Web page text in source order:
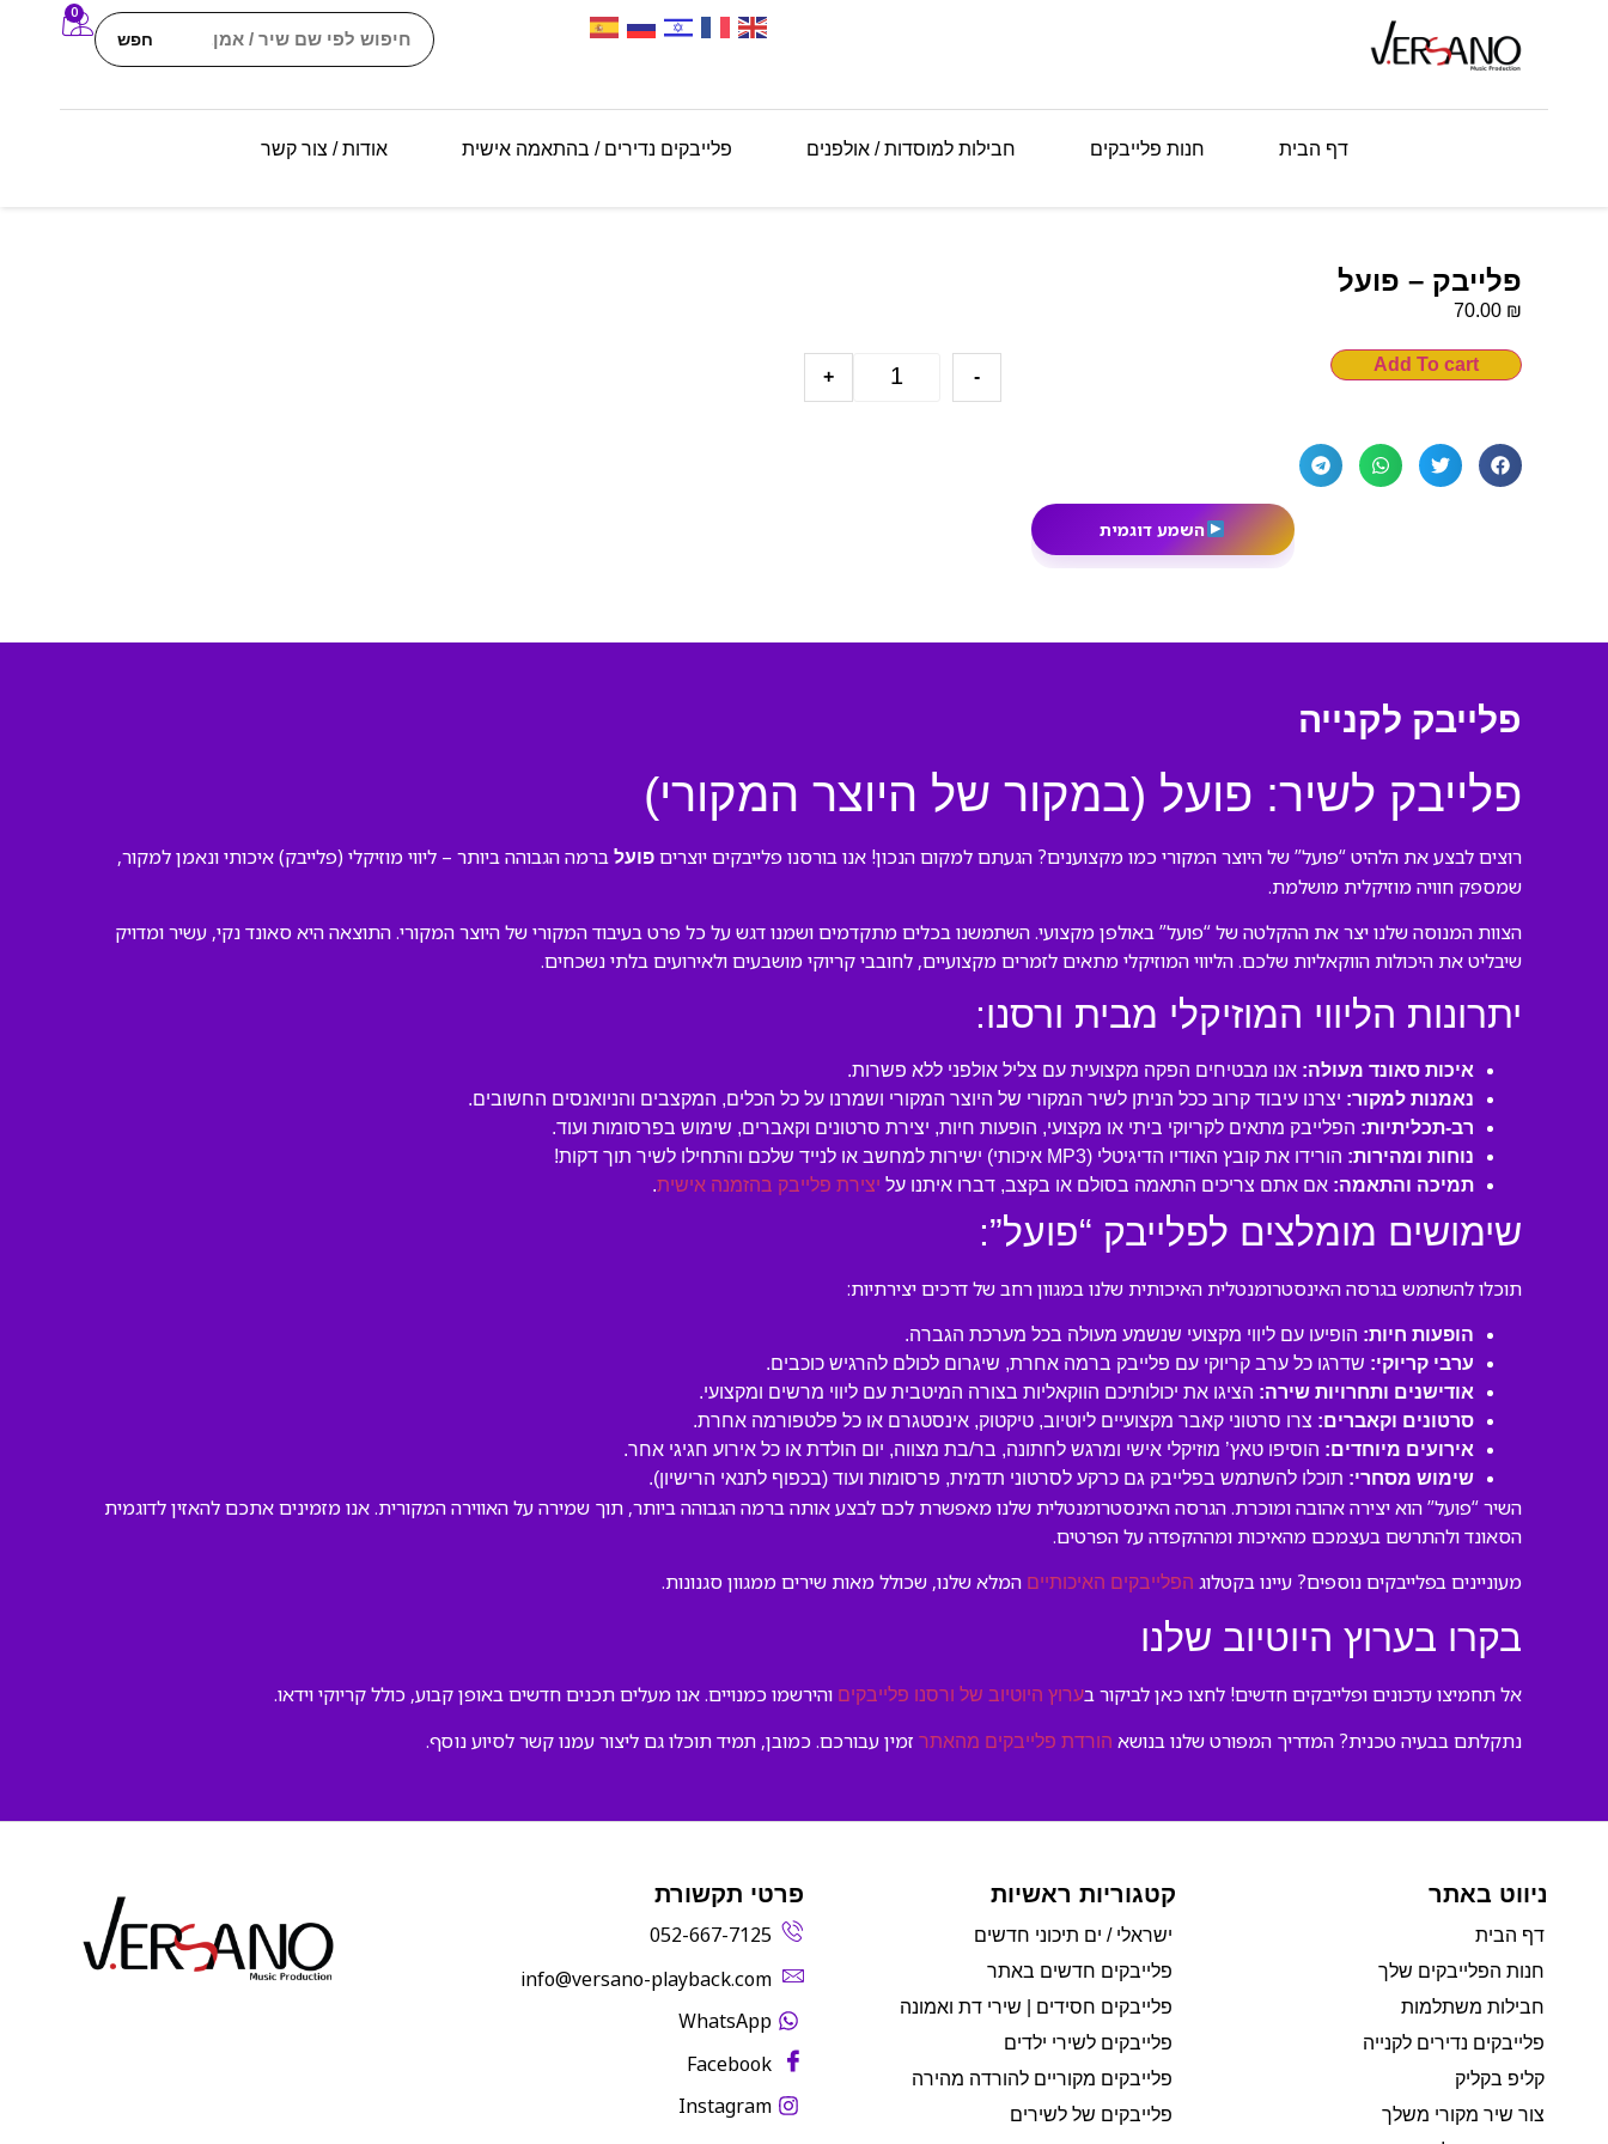
חפש
0
דף הבית חנות פלייבקים חבילות למוסדות / אולפנים פלייבקים נדירים / בהתאמה אישית אודות / צור קשר
פלייבק – ‎פועל
70.00 ₪
-
+
Add To cart
השמע דוגמית
פלייבק לקנייה
פלייבק לשיר: ‎פועל (במקור של היוצר המקורי)
רוצים לבצע את הלהיט “‎פועל” של היוצר המקורי כמו מקצוענים? הגעתם למקום הנכון! אנו בורסנו פלייבקים יוצרים
ברמה הגבוהה ביותר – ליווי מוזיקלי (פלייבק) איכותי ונאמן למקור,
שמספק חוויה מוזיקלית מושלמת.
הצוות המנוסה שלנו יצר את ההקלטה של “‎פועל” באולפן מקצועי. השתמשנו בכלים מתקדמים ושמנו דגש על כל פרט בעיבוד המקורי של היוצר המקורי. התוצאה היא סאונד נקי, עשיר ומדויק
שיבליט את היכולות הווקאליות שלכם. הליווי המוזיקלי מתאים לזמרים מקצועיים, לחובבי קריוקי מושבעים ולאירועים בלתי נשכחים.
יתרונות הליווי המוזיקלי מבית ורסנו:
איכות סאונד מעולה: אנו מבטיחים הפקה מקצועית עם צליל אולפני ללא פשרות.
נאמנות למקור: יצרנו עיבוד קרוב ככל הניתן לשיר המקורי של היוצר המקורי ושמרנו על כל הכלים, המקצבים והניואנסים החשובים.
רב-תכליתיות: הפלייבק מתאים לקריוקי ביתי או מקצועי, הופעות חיות, יצירת סרטונים וקאברים, שימוש בפרסומות ועוד.
נוחות ומהירות: הורידו את קובץ האודיו הדיגיטלי (MP3 איכותי) ישירות למחשב או לנייד שלכם והתחילו לשיר תוך דקות!
תמיכה והתאמה: אם אתם צריכים התאמה בסולם או בקצב, דברו איתנו על יצירת פלייבק בהזמנה אישית.
שימושים מומלצים לפלייבק “‎פועל”:
תוכלו להשתמש בגרסה האינסטרומנטלית האיכותית שלנו במגוון רחב של דרכים יצירתיות:
הופעות חיות: הופיעו עם ליווי מקצועי שנשמע מעולה בכל מערכת הגברה.
ערבי קריוקי: שדרגו כל ערב קריוקי עם פלייבק ברמה אחרת, שיגרום לכולם להרגיש כוכבים.
אודישנים ותחרויות שירה: הציגו את יכולותיכם הווקאליות בצורה המיטבית עם ליווי מרשים ומקצועי.
סרטונים וקאברים: צרו סרטוני קאבר מקצועיים ליוטיוב, טיקטוק, אינסטגרם או כל פלטפורמה אחרת.
אירועים מיוחדים: הוסיפו טאץ’ מוזיקלי אישי ומרגש לחתונה, בר/בת מצווה, יום הולדת או כל אירוע חגיגי אחר.
שימוש מסחרי: תוכלו להשתמש בפלייבק גם כרקע לסרטוני תדמית, פרסומות ועוד (בכפוף לתנאי הרישיון).
השיר “‎פועל” הוא יצירה אהובה ומוכרת. הגרסה האינסטרומנטלית שלנו מאפשרת לכם לבצע אותה ברמה הגבוהה ביותר, תוך שמירה על האווירה המקורית. אנו מזמינים אתכם להאזין לדוגמית
הסאונד ולהתרשם בעצמכם מהאיכות ומההקפדה על הפרטים.
מעוניינים בפלייבקים נוספים? עיינו בקטלוג הפלייבקים האיכותיים המלא שלנו, שכולל מאות שירים ממגוון סגנונות.
בקרו בערוץ היוטיוב שלנו
אל תחמיצו עדכונים ופלייבקים חדשים! לחצו כאן לביקור בערוץ היוטיוב של ורסנו פלייבקים והירשמו כמנויים. אנו מעלים תכנים חדשים באופן קבוע, כולל קריוקי וידאו.
נתקלתם בבעיה טכנית? המדריך המפורט שלנו בנושא הורדת פלייבקים מהאתר זמין עבורכם. כמובן, תמיד תוכלו גם ליצור עמנו קשר לסיוע נוסף.
ניווט באתר
דף הבית
חנות הפלייבקים שלך
חבילות משתלמות
פלייבקים נדירים לקנייה
קליפ בקליק
צור שיר מקורי משלך
קטגוריות ראשיות
ישראלי / ים תיכוני חדשים
פלייבקים חדשים באתר
פלייבקים חסידים | שירי דת ואמונה
פלייבקים לשירי ילדים
פלייבקים מקוריים להורדה מהירה
פלייבקים של לשירים
פרטי תקשורת
052-667-7125
‫info@versano-playback.com‬
WhatsApp
Facebook
Instagram